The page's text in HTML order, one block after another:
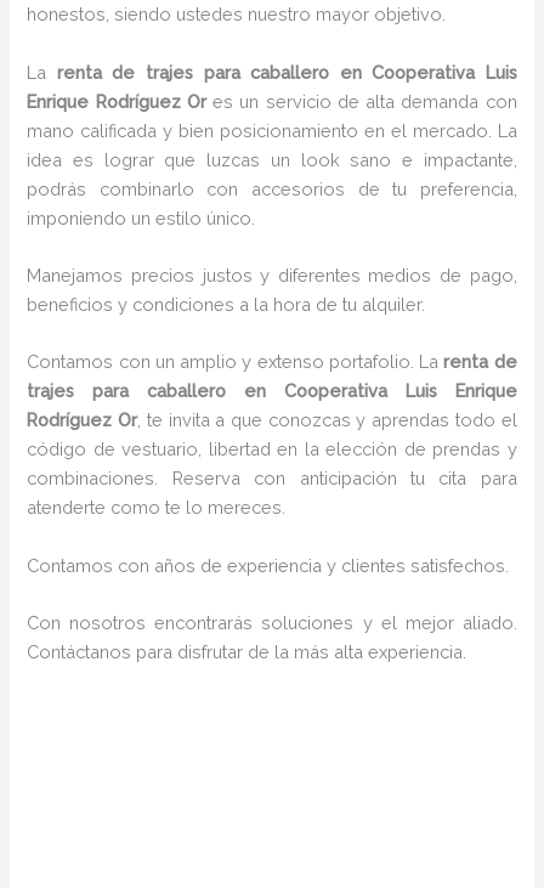
honestos, siendo ustedes nuestro mayor objetivo.
La renta de trajes para caballero en Cooperativa Luis
Enrique Rodríguez Ores un servicio de alta demanda con
mano calificada y bien posicionamiento en el mercado. La
idea es lograr que luzcas un look sano e impactante,
podrás combinarlo con accesorios de tu preferencia,
imponiendo un estilo único.
Manejamos precios justos y diferentes medios de pago,
beneficios y condiciones a la hora de tu alquiler.
Contamos con un amplio y extenso portafolio. Larenta de
trajes para caballero en Cooperativa Luis Enrique
Rodríguez Or, te invita a que conozcas y aprendas todo el
código de vestuario, libertad en la elección de prendas y
combinaciones. Reserva con anticipación tu cita para
atenderte como te lo mereces.
Contamos con años de experiencia y clientes satisfechos.
Con nosotros encontrarás soluciones y el mejor aliado.
Contáctanos para disfrutar de la más alta experiencia.